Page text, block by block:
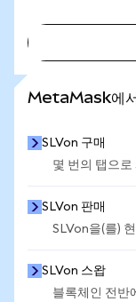
MetaMask에
SLVon 구매
몇 번의 탭으
SLVon 판매
SLVon을(를)
SLVon 스왑
블록체인 전반